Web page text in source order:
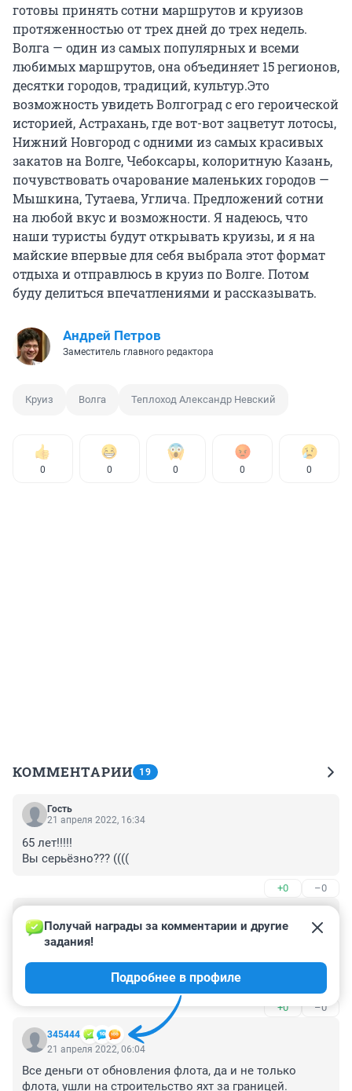
готовы принять сотни маршрутов и круизов
протяженностью от трех дней до трех недель.
Волга — один из самых популярных и всеми
любимых маршрутов, она объединяет 15 регионов,
десятки городов, традиций, культур.Это
возможность увидеть Волгоград с его героической
историей, Астрахань, где вот-вот зацветут лотосы,
Нижний Новгород с одними из самых красивых
закатов на Волге, Чебоксары, колоритную Казань,
почувствовать очарование маленьких городов —
Мышкина, Тутаева, Углича. Предложений сотни
на любой вкус и возможности. Я надеюсь, что
наши туристы будут открывать круизы, и я на
майские впервые для себя выбрала этот формат
отдыха и отправлюсь в круиз по Волге. Потом
буду делиться впечатлениями и рассказывать.
Андрей Петров
Заместитель главного редактора
Круиз Волга Теплоход Александр Невский
0 0 0 0 0
КОММЕНТАРИИ 19
Гость
21 апреля 2022, 16:34
65 лет!!!!!
Вы серьёзно??? ((((
+0 –0
21 апреля 2022, 08:24
Опасно на нем плыть, в Киеве мосты наши забыли
раздолбать, есть вероятность, что и эту рынду ко дну
+0 –0
345444
Получай награды за комментарии и другие
задания!
Подробнее в профиле
21 апреля 2022, 06:04
Все деньги от обновления флота, да и не только
флота, ушли на строительство яхт за границей.